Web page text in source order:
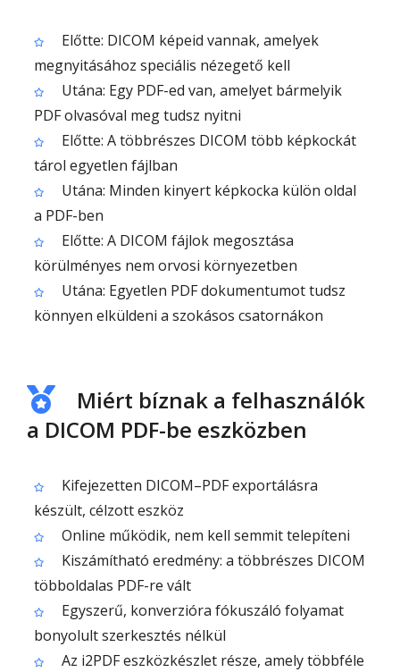
Előtte: DICOM képeid vannak, amelyek
megnyitásához speciális nézegető kell
Utána: Egy PDF-ed van, amelyet bármelyik
PDF olvasóval meg tudsz nyitni
Előtte: A többrészes DICOM több képkockát
tárol egyetlen fájlban
Utána: Minden kinyert képkocka külön oldal
a PDF-ben
Előtte: A DICOM fájlok megosztása
körülményes nem orvosi környezetben
Utána: Egyetlen PDF dokumentumot tudsz
könnyen elküldeni a szokásos csatornákon
Miért bíznak a felhasználók
a DICOM PDF-be eszközben
Kifejezetten DICOM–PDF exportálásra
készült, célzott eszköz
Online működik, nem kell semmit telepíteni
Kiszámítható eredmény: a többrészes DICOM
többoldalas PDF-re vált
Egyszerű, konverzióra fókuszáló folyamat
bonyolult szerkesztés nélkül
Az i2PDF eszközkészlet része, amely többféle